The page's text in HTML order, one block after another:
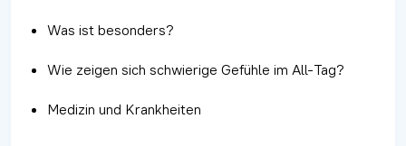
Was ist besonders?
Wie zeigen sich schwierige Gefühle im All-Tag?
Medizin und Krankheiten